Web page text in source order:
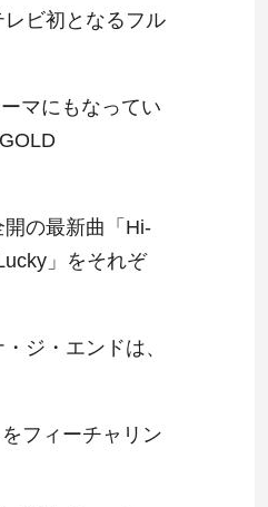
ビ初となるフル
マにもなってい
の最新曲「Hi-
」をそれぞ
ジ・エンドは、
フィーチャリン